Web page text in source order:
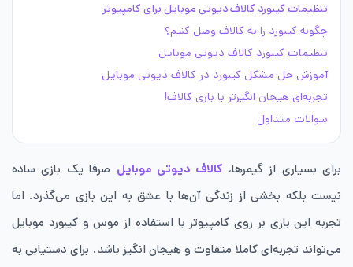
تنظیمات کیبورد کالاف دیوتی موبایل برای کامپیوتر
چگونه کیبورد را به کالاف وصل کنیم؟
تنظیمات کیبورد کالاف دیوتی موبایل
آموزش حل مشکل کیبورد در کالاف دیوتی موبایل
تجربه‌ای هیجان انگیزتر با بازی کالاف!
سوالات متداول
برای بسیاری از گیمرها، کالاف دیوتی موبایل صرفا یک بازی ساده
نیست بلکه بخشی از زندگی آن‌ها با عشق به این بازی می‌گذرد. اما
تجربه این بازی بر روی کامپیوتر با استفاده از موس و کیبورد موبایل
می‌تواند تجربه‌ای کاملا متفاوت و هیجان ‌انگیز باشد. برای دستیابی به